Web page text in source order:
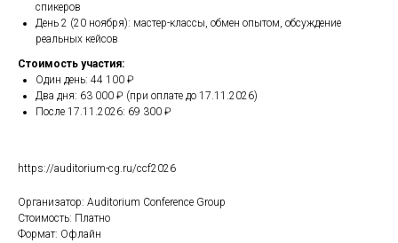
спикеров
День 2 (20 ноября): мастер-классы, обмен опытом, обсуждение
реальных кейсов
Стоимость участия:
Один день: 44 100 ₽
Два дня: 63 000 ₽ (при оплате до 17.11.2026)
После 17.11.2026: 69 300 ₽
https://auditorium-cg.ru/ccf2026
Организатор: Auditorium Conference Group
Стоимость: Платно
Формат: Офлайн